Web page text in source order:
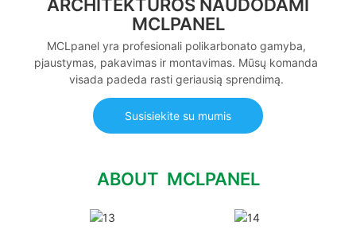
ARCHITEKTŪROS NAUDODAMI
MCLPANEL
MCLpanel yra profesionali polikarbonato gamyba,
pjaustymas, pakavimas ir montavimas. Mūsų komanda
visada padeda rasti geriausią sprendimą.
Susisiekite su mumis
ABOUT MCLPANEL